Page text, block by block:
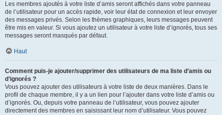
Les membres ajoutés à votre liste d’amis seront affichés dans votre panneau
de l’utilisateur pour un accès rapide, voir leur état de connexion et leur envoyer
des messages privés. Selon les thèmes graphiques, leurs messages peuvent
être mis en valeur. Si vous ajoutez un utilisateur à votre liste d’ignorés, tous ses
messages seront masqués par défaut.
Haut
Comment puis-je ajouter/supprimer des utilisateurs de ma liste d’amis ou
d’ignorés ?
Vous pouvez ajouter des utilisateurs à votre liste de deux manières. Dans le
profil de chaque membre, il y a un lien pour l’ajouter dans votre liste d’amis ou
d’ignorés. Ou, depuis votre panneau de l’utilisateur, vous pouvez ajouter
directement des membres en saisissant leur nom d’utilisateur. Vous pouvez